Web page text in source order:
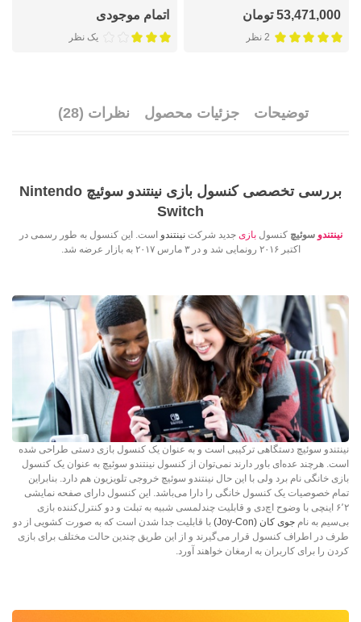
53,471,000 تومان
2 نظر
اتمام موجودی
یک نظر
توضیحات جزئیات محصول نظرات (28)
بررسی تخصصی کنسول بازی نینتندو سوئیچ Nintendo
Switch
نینتندو سوئیچ کنسولبازی جدید شرکتنینتندو است. این کنسول به طور رسمی در
اکتبر ۲۰۱۶ رونمایی شد و در ۳ مارس ۲۰۱۷ به بازار عرضه شد.
نینتندو سوئیچ دستگاهی ترکیبی است و به عنوان یک کنسول بازی دستی طراحی شده
است. هرچند عده‌ای باور دارند نمی‌توان از کنسول نینتندو سوئیچ به عنوان یک کنسول
بازی خانگی نام برد ولی با این حال نینتندو سوئیچ خروجی تلویزیون هم دارد. بنابراین
تمام خصوصیات یک کنسول خانگی را دارا می‌باشد. این کنسول دارای صفحه نمایشی
۶٬۲ اینچی با وضوح اچ‌دی و قابلیت چندلمسی شبیه به تبلت و دو کنترل‌کننده بازی
بی‌سیم به نام جوی کان (Joy-Con)
با قابلیت جدا شدن است که به صورت کشویی از دو
طرف در اطراف کنسول قرار می‌گیرند و از این طریق چندین حالت مختلف برای بازی
کردن را برای کاربران به ارمغان خواهند آورد.